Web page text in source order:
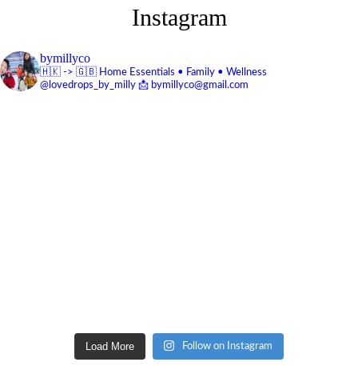
Instagram
bymillyco
🇭🇰 -> 🇬🇧 Home Essentials • Family • Wellness
@lovedrops_by_milly 📩 bymillyco@gmail.com
Load More Follow on Instagram